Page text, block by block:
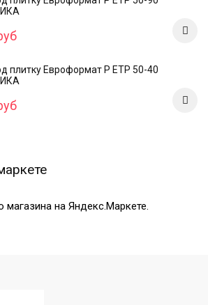
плитку Евроформат Р ЕТР 50-40